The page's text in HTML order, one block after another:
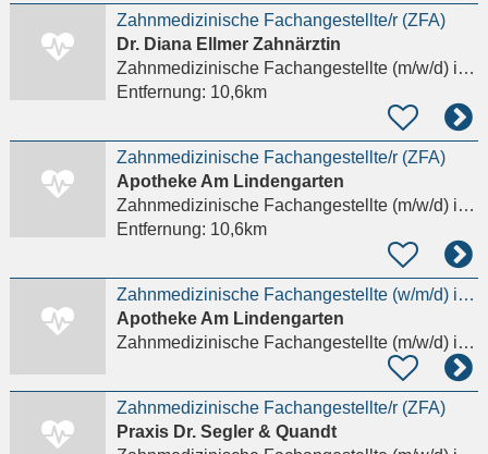
Zahnmedizinische Fachangestellte/r (ZFA)
Dr. Diana Ellmer Zahnärztin
Zahnmedizinische Fachangestellte (m/w/d)in Wismar
Entfernung: 10,6km
Zahnmedizinische Fachangestellte/r (ZFA)
Apotheke Am Lindengarten
Zahnmedizinische Fachangestellte (m/w/d)in Wismar
Entfernung: 10,6km
Zahnmedizinische Fachangestellte (w/m/d) im Bereich Stuhlassistenz in Voll- oder Teilzeit gesucht
Apotheke Am Lindengarten
Zahnmedizinische Fachangestellte (m/w/d)in Bobitz
Zahnmedizinische Fachangestellte/r (ZFA)
Praxis Dr. Segler & Quandt